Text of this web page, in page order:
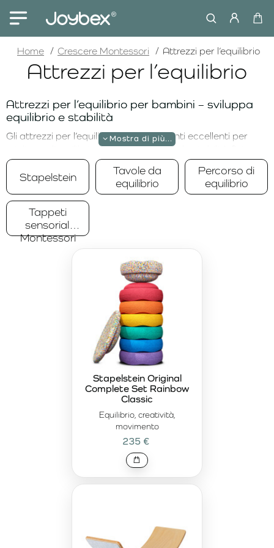
Attrezzi per l’equilibrio
HomehomeCrescere Montessori Attrezzi per l’equilibrio
Attrezzi per l’equilibrio per bambini – sviluppa
equilibrio e stabilità
Gli attrezzi per l’equilibrio sono strumenti eccellenti per
migliorare l’equilibrio, la coordinazione e la stabilità fisica
nei bambini. Questi strumenti sono progettati per
permettere ai bambini di sviluppare le loro capacità
motorie in modo ludico, migliorando al contempo le loro
abilità di movimento. Nel nostro e-shop troverai un’ampia
gamma di prodotti per l’equilibrio che supportano non solo
lo sviluppo fisico, ma anche la concentrazione e
l’attenzione.
Tavola da equilibrio – uno strumento versatile
Uno dei prodotti più amati è latavola da equilibrio
offre ai bambini infinite possibilità di gioco e movimento. È
uno strumento eccellente per migliorare l’equilibrio, sia che
venga utilizzata per dondolarsi, arrampicarsi o come
parte di diversi scenari di gioco. Grazie al suo design
semplice e resistente, è adatta a bambini di tutte le età.
Travi di equilibrio – un modo divertente per
migliorare la stabilità
. Queste travi permettono ai bambini di
coordinazione e la stabilità. Possono essere utilizzate per
varie attività motorie, insegnando ai bambini a mantenere
l’equilibrio e a concentrarsi sui propri movimenti. Le travi
sono perfette sia per il gioco individuale che di gruppo.
Per chi cerca un set multifunzionale e creativo,
Stapelstein
Tavole da
equilibrio
Percorso di
equilibrio
Tappeti
sensoriali
Montessori
Equilibrio, creatività,
movimento
Stapelstein Original
Complete Set Rainbow
Classic
235 €